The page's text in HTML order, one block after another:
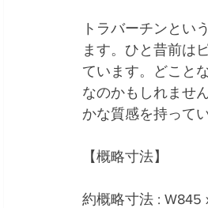
トラバーチンとい
ます。ひと昔前は
ています。どこと
なのかもしれませ
かな質感を持って
【概略寸法】
約概略寸法 : W845